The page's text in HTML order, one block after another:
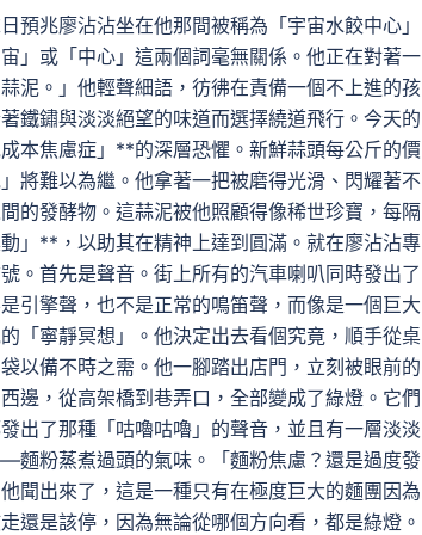
預兆廖沾沾坐在他那間被稱為「宇宙水餃中心」
」或「中心」這兩個詞毫無關係。他正在對著一
泥。」他輕聲細語，彷彿在責備一個不上進的孩
鐵鏽與淡淡絕望的味道而選擇繞道飛行。今天的
本焦慮症」**的深層恐懼。新鮮蒜頭每公斤的價
將難以為繼。他拿著一把被磨得光滑、閃耀著不
的發酵物。這蒜泥被他照顧得像稀世珍寶，每隔
」**，以助其在精神上達到圓滿。就在廖沾沾專
。首先是聲音。街上所有的汽車喇叭同時發出了
擎聲，也不是正常的鳴笛聲，而像是一個巨大
「寧靜冥想」。他決定出去看個究竟，順手從桌
以備不時之需。他一腳踏出店門，立刻被眼前的
邊，從高架橋到巷弄口，全部變成了綠燈。它們
出了那種「咕嚕咕嚕」的聲音，並且有一層淡淡
粉蒸煮過頭的氣味。「麵粉焦慮？還是過度發
聞出來了，這是一種只有在極度巨大的麵團因為
還是該停，因為無論從哪個方向看，都是綠燈。